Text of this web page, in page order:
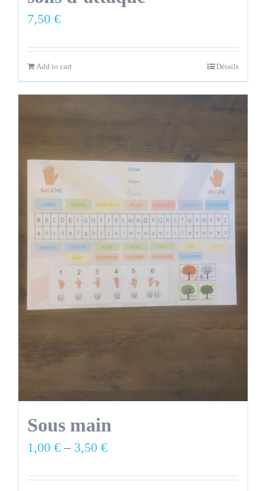
7,50 €
Add to cart Détails
Sous main
1,00 €– 3,50 €